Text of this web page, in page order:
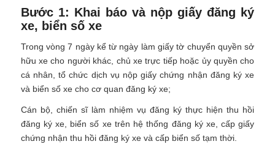
Bước 1: Khai báo và nộp giấy đăng ký
xe, biển số xe
Trong vòng 7 ngày kể từ ngày làm giấy tờ chuyển quyền sở
hữu xe cho người khác, chủ xe trực tiếp hoặc ủy quyền cho
cá nhân, tổ chức dịch vụ nộp giấy chứng nhận đăng ký xe
và biển số xe cho cơ quan đăng ký xe;
Cán bộ, chiến sĩ làm nhiệm vụ đăng ký thực hiện thu hồi
đăng ký xe, biển số xe trên hệ thống đăng ký xe, cấp giấy
chứng nhận thu hồi đăng ký xe và cấp biển số tạm thời.